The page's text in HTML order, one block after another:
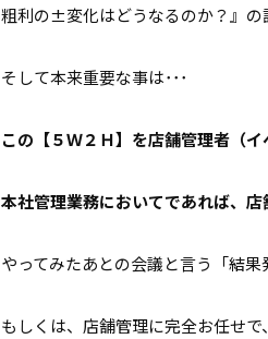
粗利の±変化はどうなるのか？』の
そして本来重要な事は･･･
この【５Ｗ２Ｈ】を店舗管理者（
本社管理業務においてであれば、店
やってみたあとの会議と言う「結
もしくは、店舗管理に完全お任せ